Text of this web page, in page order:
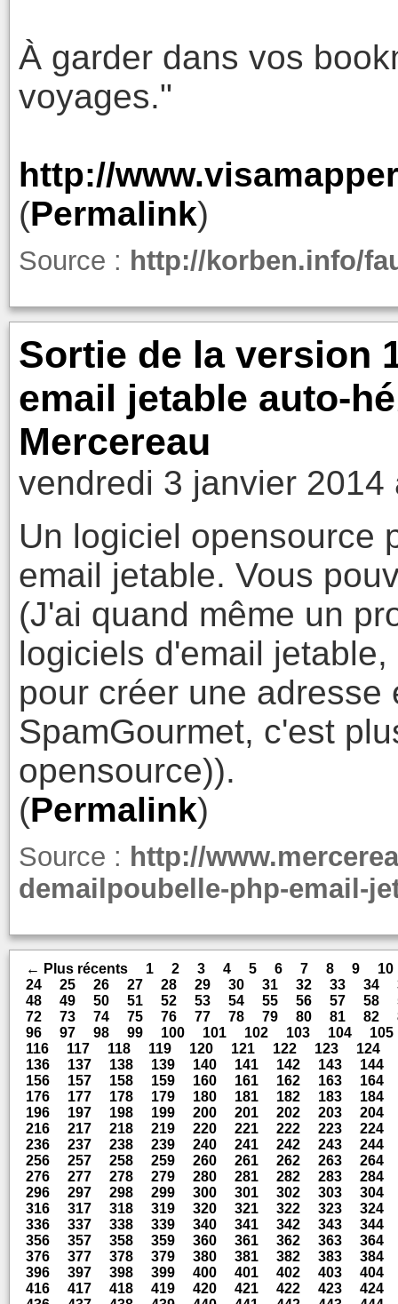
À garder dans vos
voyages."
http://
(Permalink)
Source : http://korben.info/
Sortie de la version
email jetable auto-
Mercereau
vendredi 3 janvier 2014
Un logiciel opensource
email jetable. Vous
(J'ai quand même un
logiciels d'email
pour créer une adresse
SpamGourmet, c'est
opensource)).
(Permalink)
Source : http://
demailpoubelle-php-email-
← Plus récents 1 2 3 4 5 6 7 8 9
10
24
25 26 27 28 29 30 31 32 33 34
48
49 50 51 52 53 54 55 56 57 58
72
73 74 75 76 77 78 79 80 81 82
96
97 98 99 100 101 102 103 104
105
116
117 118 119 120 121 122 123 124
136
137 138 139 140 141 142 143
144
156
157 158 159 160 161 162 163
164
176
177 178 179 180 181 182 183
184
196
197 198 199 200 201 202 203
204
216
217 218 219 220 221 222 223
224
236
237 238 239 240 241 242 243
244
256
257 258 259 260 261 262 263
264
276
277 278 279 280 281 282 283
284
296
297 298 299 300 301 302 303
304
316
317 318 319 320 321 322 323
324
336
337 338 339 340 341 342 343
344
356
357 358 359 360 361 362 363
364
376
377 378 379 380 381 382 383
384
396
397 398 399 400 401 402 403
404
416
417 418 419 420 421 422 423
424